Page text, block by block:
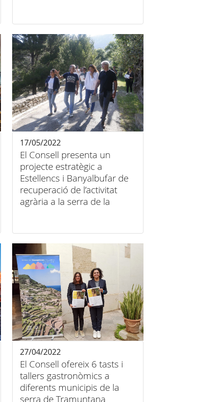
El Consell presenta un
projecte estratègic a
Estellencs i Banyalbufar de
recuperació de l’activitat
agrària a la serra de la
17/05/2022
El Consell ofereix 6 tasts i
tallers gastronòmics a
diferents municipis de la
serra de Tramuntana
27/04/2022